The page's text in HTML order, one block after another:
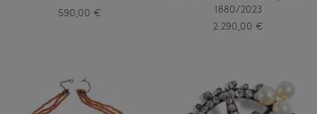
590,00 €
1880/2023
2.290,00 €